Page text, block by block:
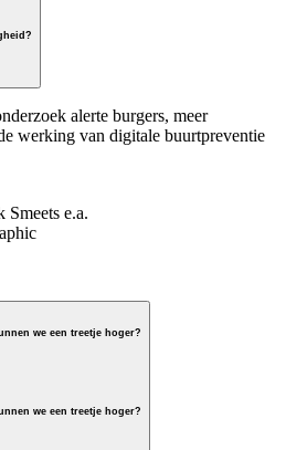
alerte burgers, meer
werking van digitale buurtpreventie
e.a.
we een treetje hoger?
we een treetje hoger?